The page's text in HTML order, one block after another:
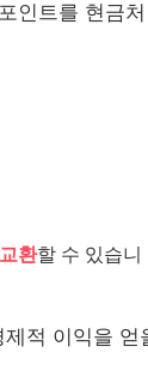
인트를 현금처
환할 수 있습니
적 이익을 얻